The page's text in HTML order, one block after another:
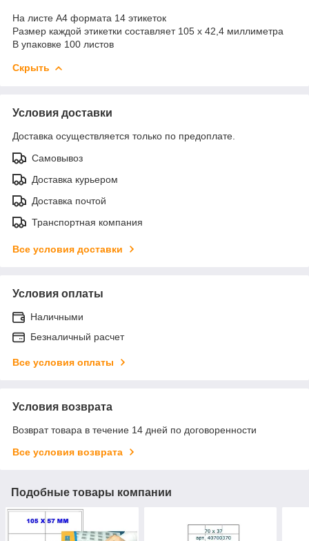
На листе А4 формата 14 этикеток
Размер каждой этикетки составляет 105 х 42,4 миллиметра
В упаковке 100 листов
Скрыть
Условия доставки
Доставка осуществляется только по предоплате.
Самовывоз
Доставка курьером
Доставка почтой
Транспортная компания
Все условия доставки
Условия оплаты
Наличными
Безналичный расчет
Все условия оплаты
Условия возврата
Возврат товара в течение 14 дней по договоренности
Все условия возврата
Подобные товары компании